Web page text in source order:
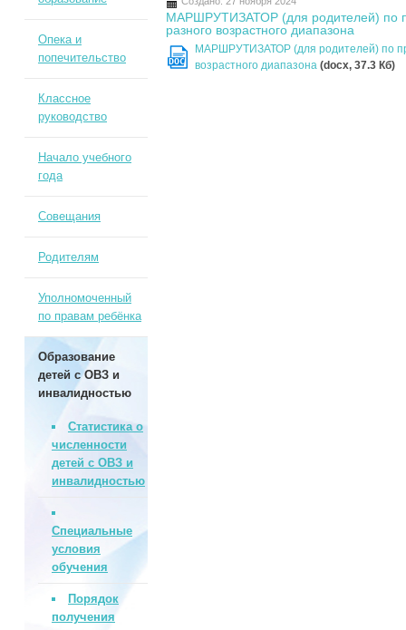
МАРШРУТИЗАТОР (для родителей) по
разного возрастного диапазона
DOC
МАРШРУТИЗАТОР (для родителей) по
возрастного диапазона(docx, 37.3 Кб)
Опека и
попечительство
Классное
руководство
Начало учебного
года
Совещания
Родителям
Уполномоченный
по правам ребёнка
Образование
детей с ОВЗ и
инвалидностью
Статистика о
численности
детей с ОВЗ и
инвалидностью
Специальные
условия
обучения
Порядок
получения